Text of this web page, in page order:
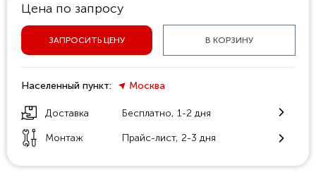
Цена по запросу
ЗАПРОСИТЬ ЦЕНУ В КОРЗИНУ
Населенный пункт: Москва
Доставка Бесплатно, 1-2 дня
Монтаж Прайс-лист, 2-3 дня